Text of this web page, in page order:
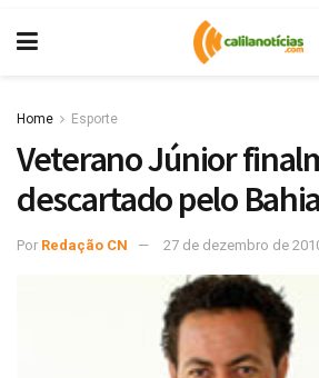
Home Esporte
Veterano Júnior
descartado pelo Bahia
Por Redação CN 27 de dezembro de